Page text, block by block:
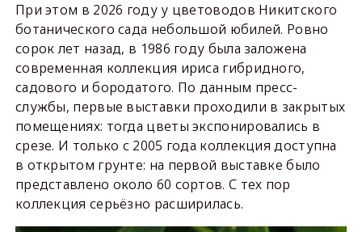
При этом в 2026 году у цветоводов Никитского
ботанического сада небольшой юбилей. Ровно
сорок лет назад, в 1986 году была заложена
современная коллекция ириса гибридного,
садового и бородатого. По данным пресс-
службы, первые выставки проходили в закрытых
помещениях: тогда цветы экспонировались в
срезе. И только с 2005 года коллекция доступна
в открытом грунте: на первой выставке было
представлено около 60 сортов. С тех пор
коллекция серьёзно расширилась.